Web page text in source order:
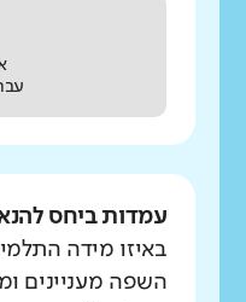
עמדות ביחס
באיזו מידה
השפה מעניינים